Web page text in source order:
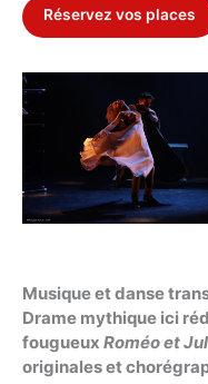
Réservez vos places
Musique et danse
Drame mythique ici
fougueux Roméo et
originales et